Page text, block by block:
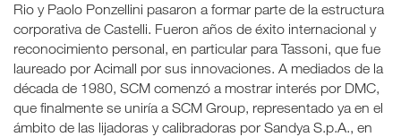
Rio y Paolo Ponzellini pasaron a formar parte de la estructura
corporativa de Castelli. Fueron años de éxito internacional y
reconocimiento personal, en particular para Tassoni, que fue
laureado por Acimall por sus innovaciones. A mediados de la
década de 1980, SCM comenzó a mostrar interés por DMC,
que finalmente se uniría a SCM Group, representado ya en el
ámbito de las lijadoras y calibradoras por Sandya S.p.A., en